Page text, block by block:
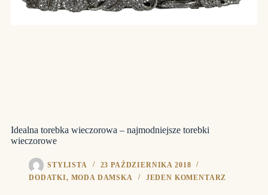
Idealna torebka wieczorowa – najmodniejsze torebki
wieczorowe
STYLISTA
23 PAŹDZIERNIKA 2018
DODATKI, MODA DAMSKA JEDEN KOMENTARZ